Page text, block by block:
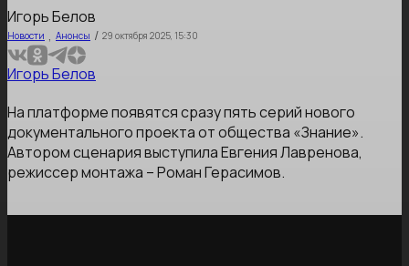
Игорь Белов
Новости , Анонсы / 29 октября 2025, 15:30
Игорь Белов
На платформе появятся сразу пять серий нового
документального проекта от общества «Знание».
Автором сценария выступила Евгения Лавренова,
режиссер монтажа – Роман Герасимов.